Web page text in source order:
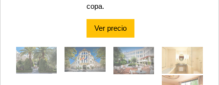
copa.
Ver precio